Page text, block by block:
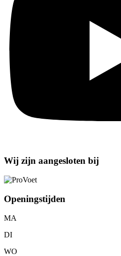
Wij zijn aangesloten bij
Openingstijden
MA
DI
WO